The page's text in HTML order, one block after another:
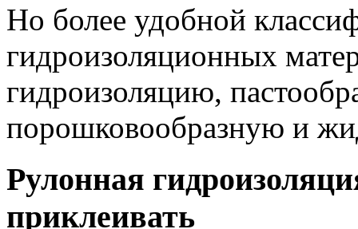
Но более удобной
гидроизоляционных
гидроизоляцию,
порошковообразную и
Рулонная
приклеивать